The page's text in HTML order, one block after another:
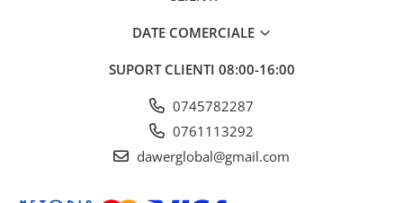
DATE COMERCIALE
SUPORT CLIENTI 08:00-16:00
0745782287
0761113292
dawerglobal@gmail.com